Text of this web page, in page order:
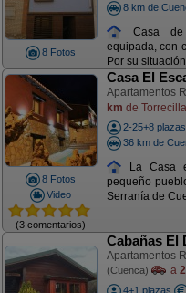
8 Fotos
8 km de
Casa de
equipada, con
Por su
8 Fotos
Video
(3 comentarios)
Casa El
Apartamentos
km de
2-25+8 plazas
36 km de
La Casa
pequeño
Serranía de
Cabañas El
Apartamentos
(Cuenca) a
4+1 plazas